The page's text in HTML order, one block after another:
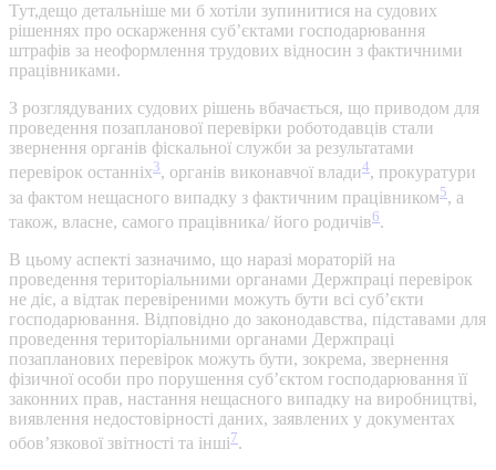
Тут,дещо детальніше ми б хотіли зупинитися на судових
рішеннях про оскарження суб’єктами господарювання
штрафів за неоформлення трудових відносин з фактичними
працівниками.
З розглядуваних судових рішень вбачається, що приводом для
проведення позапланової перевірки роботодавців стали
звернення органів фіскальної служби за результатами
перевірок останніх3, органів виконавчої влади4, прокуратури
за фактом нещасного випадку з фактичним працівником5, а
також, власне, самого працівника/ його родичів6.
В цьому аспекті зазначимо, що наразі мораторій на
проведення територіальними органами Держпраці перевірок
не діє, а відтак перевіреними можуть бути всі суб’єкти
господарювання. Відповідно до законодавства, підставами для
проведення територіальними органами Держпраці
позапланових перевірок можуть бути, зокрема, звернення
фізичної особи про порушення суб’єктом господарювання її
законних прав, настання нещасного випадку на виробництві,
виявлення недостовірності даних, заявлених у документах
обов’язкової звітності та інші7.